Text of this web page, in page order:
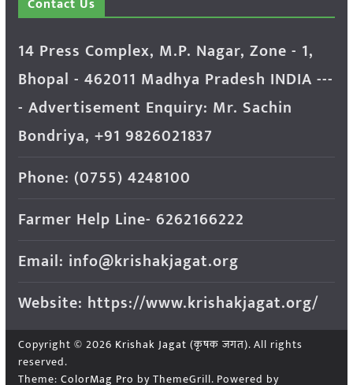
Contact Us
14 Press Complex, M.P. Nagar, Zone - 1,
Bhopal - 462011 Madhya Pradesh INDIA ---
- Advertisement Enquiry: Mr. Sachin
Bondriya, +91 9826021837
Phone: (0755) 4248100
Farmer Help Line- 6262166222
Email: info@krishakjagat.org
Website: https://www.krishakjagat.org/
Copyright © 2026 Krishak Jagat (कृषक जगत). All rights
reserved.
Theme: ColorMag Pro by ThemeGrill. Powered by